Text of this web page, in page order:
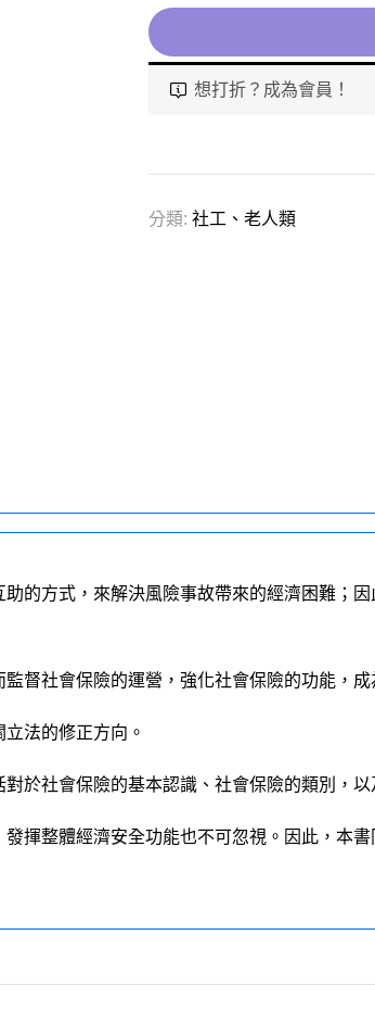
想打折？成為會員！
分類:社工、老人類
方式，來解決風險事故帶來的經濟困難；因
社會保險的運營，強化社會保險的功能，成
法的修正方向。
社會保險的基本認識、社會保險的類別，以
整體經濟安全功能也不可忽視。因此，本書